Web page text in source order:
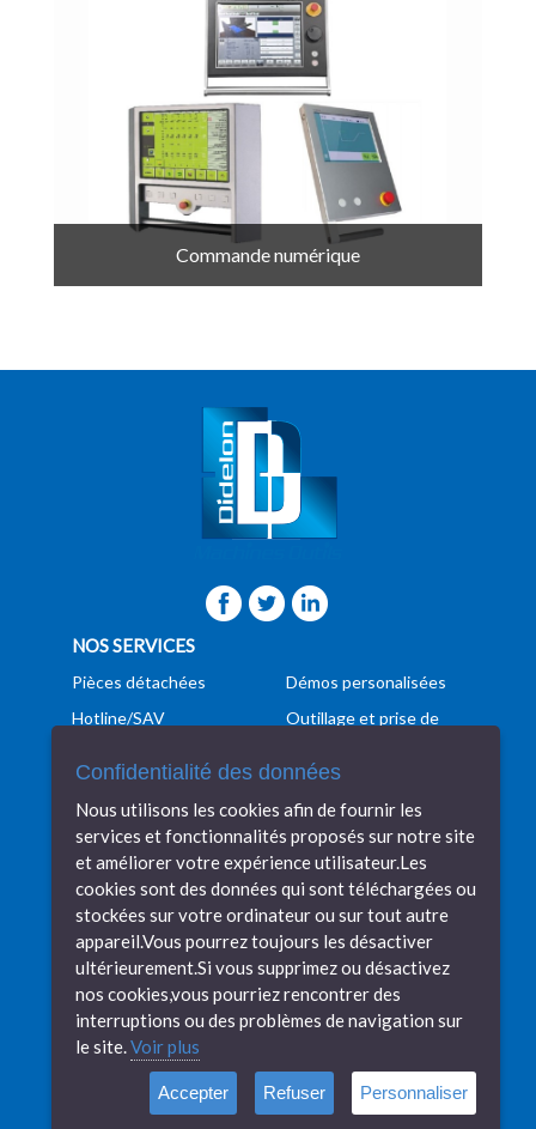
Commande numérique
NOS SERVICES
Pièces détachées
Hotline/SAV
Transport
Financement
Démos personalisées
Outillage et prise de
Programmation
Conseils techniques
Veille technologique
DIDELON MACHINES OUTILS
Machines tolerie
Machine mécanique
Nos marques
Notre showroom
Notre histoire
Compétences
Nos réalisations
Recrutement
Contactez-nous
Mentions légales
Confidentialité des données
Nous utilisons les cookies afin de fournir les
services et fonctionnalités proposés sur notre site
et améliorer votre expérience utilisateur.Les
cookies sont des données qui sont téléchargées ou
stockées sur votre ordinateur ou sur tout autre
appareil.Vous pourrez toujours les désactiver
ultérieurement.Si vous supprimez ou désactivez
nos cookies,vous pourriez rencontrer des
interruptions ou des problèmes de navigation sur
le site.Voir plus
Accepter Refuser Personnaliser